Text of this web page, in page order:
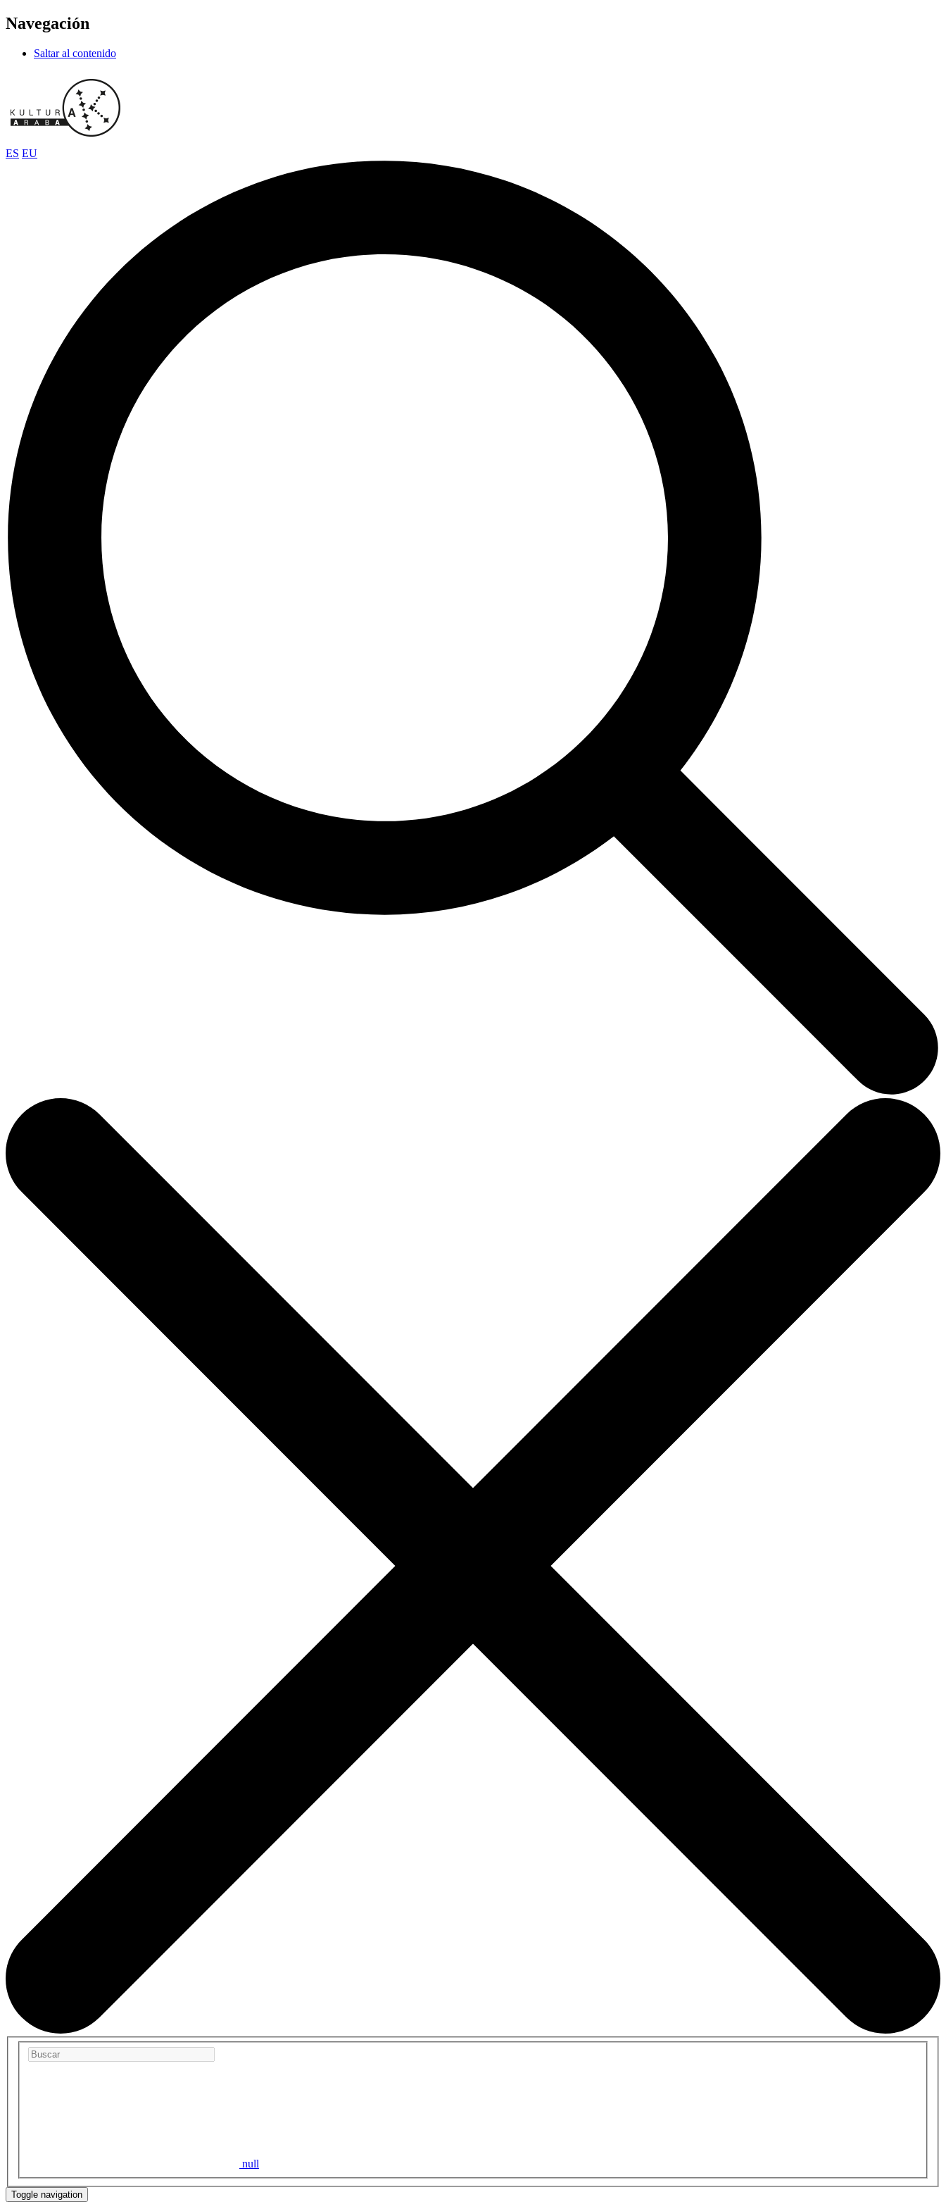
Navegación
Saltar al contenido
ES EU
null
Toggle navigation